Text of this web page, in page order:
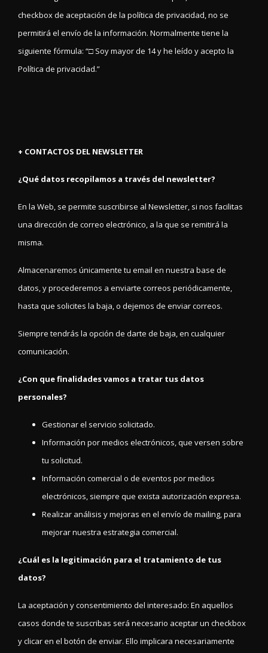
checkbox de aceptación de la política de privacidad, no se
permitirá el envío de la información. Normalmente tiene la
siguiente fórmula: “□ Soy mayor de 14 y he leído y acepto la
Política de privacidad.”
+ CONTACTOS DEL NEWSLETTER
¿Qué datos recopilamos a través del newsletter?
En la Web, se permite suscribirse al Newsletter, si nos facilitas
una dirección de correo electrónico, a la que se remitirá la
misma.
Almacenaremos únicamente tu email en nuestra base de
datos, y procederemos a enviarte correos periódicamente,
hasta que solicites la baja, o dejemos de enviar correos.
Siempre tendrás la opción de darte de baja, en cualquier
comunicación.
¿Con que finalidades vamos a tratar tus datos
personales?
Gestionar el servicio solicitado.
Información por medios electrónicos, que versen sobre
tu solicitud.
Información comercial o de eventos por medios
electrónicos, siempre que exista autorización expresa.
Realizar análisis y mejoras en el envío de mailing, para
mejorar nuestra estrategia comercial.
¿Cuál es la legitimación para el tratamiento de tus
datos?
La aceptación y consentimiento del interesado: En aquellos
casos donde te suscribas será necesario aceptar un checkbox
y clicar en el botón de enviar. Ello implicara necesariamente